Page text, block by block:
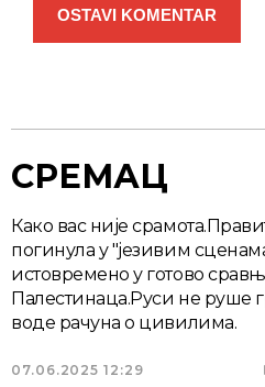
OSTAVI KOMENTAR
СРЕМАЦ
Како вас није
погинула у "језивим
истовремено у готово
Палестинаца.Руси не руше
воде рачуна о цивилима.
07.06.2025 12:29